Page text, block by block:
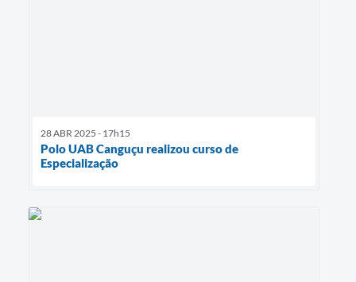
28 ABR 2025 - 17h15
Polo UAB Canguçu realizou curso de
Especialização